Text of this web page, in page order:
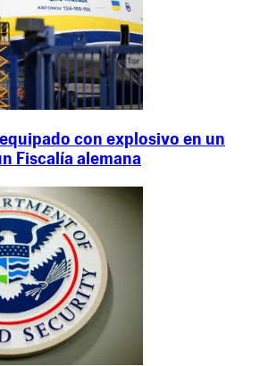
con explosivo en un
Fiscalía alemana